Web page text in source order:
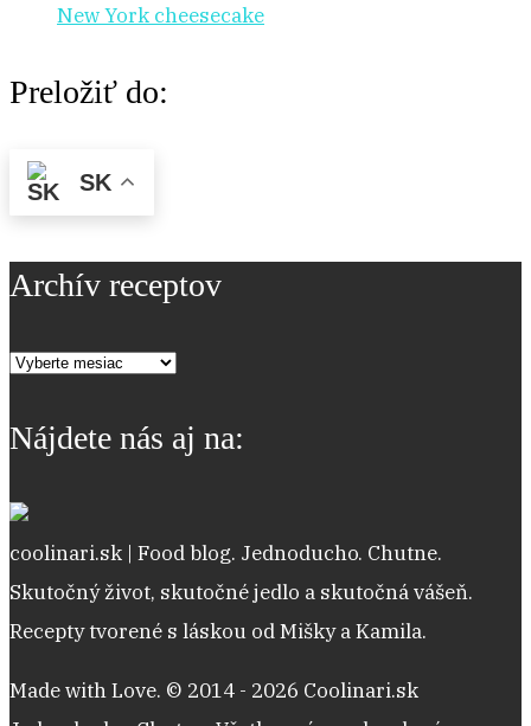
New York cheesecake
Preložiť do:
SK
Archív receptov
Archív
Nájdete nás aj na:
coolinari.sk | Food blog. Jednoducho. Chutne.
Skutočný život, skutočné jedlo a skutočná vášeň.
Recepty tvorené s láskou od Mišky a Kamila.
Made with Love. © 2014 - 2026 Coolinari.sk